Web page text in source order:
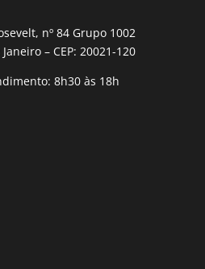
nº 84 Grupo 1002
– CEP: 20021-120
8h30 às 18h